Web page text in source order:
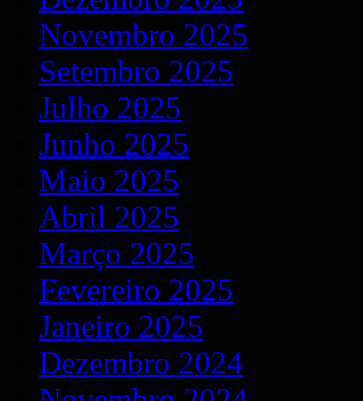
Novembro 2025
Setembro 2025
Julho 2025
Junho 2025
Maio 2025
Abril 2025
Março 2025
Fevereiro 2025
Janeiro 2025
Dezembro 2024